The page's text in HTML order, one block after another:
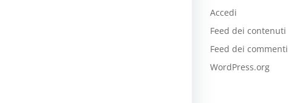
Accedi
Feed dei contenuti
Feed dei commenti
WordPress.org